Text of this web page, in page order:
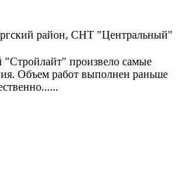
район, СНТ "Центральный"
"Стройлайт" произвело самые
Объем работ выполнен раньше